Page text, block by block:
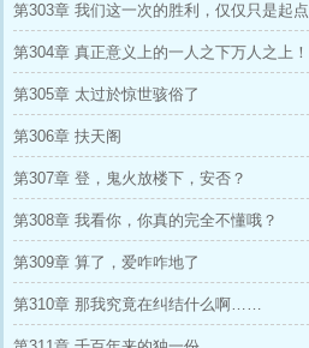
第303章 我们这一次的胜利，仅仅只是起点
第304章 真正意义上的一人之下万人之上！
第305章 太过於惊世骇俗了
第306章 扶天阁
第307章 登，鬼火放楼下，安否？
第308章 我看你，你真的完全不懂哦？
第309章 算了，爱咋咋地了
第310章 那我究竟在纠结什么啊……